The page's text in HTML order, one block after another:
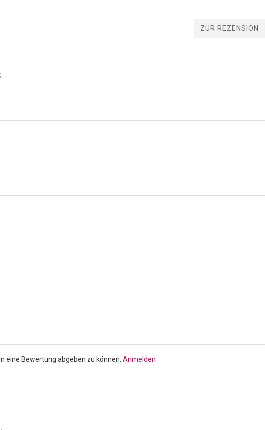
ZUR REZENSION
eine Bewertung abgeben zu können. Anmelden